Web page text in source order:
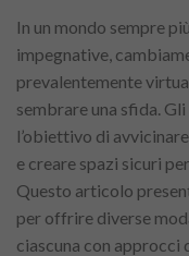
In un mondo sempre
impegnative,
prevalentemente
sembrare una sfida.
l’obiettivo di
e creare spazi sicuri
Questo articolo
per offrire diverse
ciascuna con approcci